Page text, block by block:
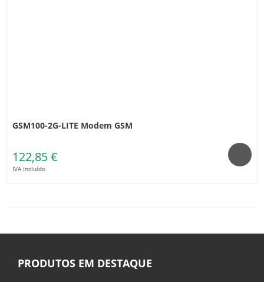
GSM100-2G-LITE Modem GSM
122,85 €
IVA incluído
PRODUTOS EM DESTAQUE